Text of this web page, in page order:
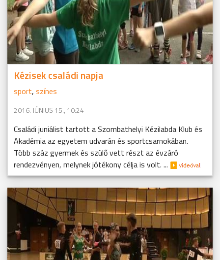
Kézisek családi napja
sport, színes
2016. JÚNIUS 15., 10:24
Családi juniálist tartott a Szombathelyi Kézilabda Klub és
Akadémia az egyetem udvarán és sportcsarnokában.
Több száz gyermek és szülő vett részt az évzáró
rendezvényen, melynek jótékony célja is volt. ...